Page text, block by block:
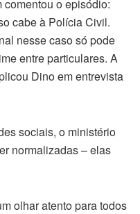
o episódio:
cabe à Polícia Civil.
nesse caso só pode
entre particulares. A
Dino em entrevista
sociais, o ministério
normalizadas – elas
olhar atento para todos